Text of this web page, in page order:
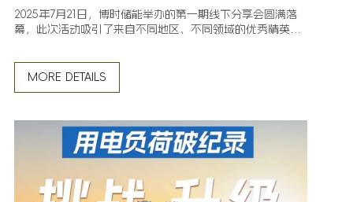
2025年7月21日，博时储能举办的第一期线下分享会圆满落
幕，此次活动吸引了来自不同地区、不同领域的优秀精英
MORE DETAILS